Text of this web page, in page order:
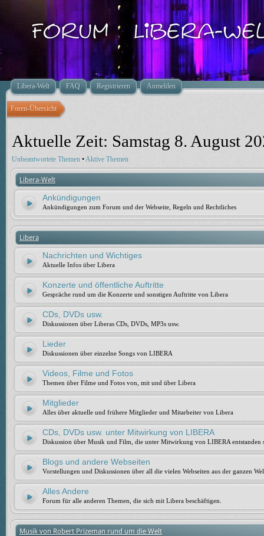
Libera-Welt FAQ Registrieren Anmelden
Foren-Übersicht
Aktuelle Zeit: Samstag 8. August
Unbeantwortete Themen •Aktive Themen
Libera-Welt
Ankündigungen
Ankündigungen zum Forum und der Webseite, Regeln und Rechtliches
Libera
Nachrichten und Wichtiges
Aktuelle Infos über Libera
Konzerte und öffentliche Auftritte
Gespräche rund um die Konzerte und sonstigen Auftritte von Libera
CDs, DVDs usw.
Diskussionen über Liberas CDs, DVDs, MP3s usw.
Lieder
Diskussionen über einzelne Songs von LIBERA
Videos, Filme und Fotos
Themen über Filme und Fotos von, mit und über Libera
Mitglieder
Alles über aktuelle und frühere Mitglieder und Mitarbeiter von Libera
CDs, DVDs usw. unter Mitwirkung von LIBERA
Diskussion über Musik und Film, die unter Mitwirkung von LIBERA entstanden
Blogs und andere Webseiten
Vorstellungen und Diskussionen über all die vielen Webseiten aus der ganzen
Alles Andere
Forum für alle anderen Themen, die sich mit Libera beschäftigen.
Musik von Robert Prizeman rund um die Welt